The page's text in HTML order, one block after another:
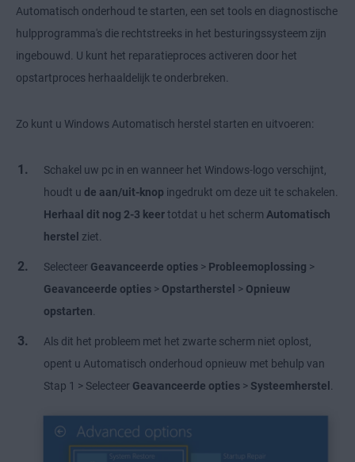
Automatisch onderhoud te starten, een set tools en diagnostische
hulpprogramma's die rechtstreeks in het besturingssysteem zijn
ingebouwd. U kunt het reparatieproces activeren door het
opstartproces herhaaldelijk te onderbreken.
Zo kunt u Windows Automatisch herstel starten en uitvoeren:
Schakel uw pc in en wanneer het Windows-logo verschijnt,
houdt u de aan/uit-knop ingedrukt om deze uit te schakelen.
Herhaal dit nog 2-3 keertotdat u het scherm Automatisch
herstel ziet.
Selecteer Geavanceerde opties > Probleemoplossing >
Geavanceerde opties > Opstartherstel > Opnieuw
opstarten
Als dit het probleem met het zwarte scherm niet oplost,
opent u Automatisch onderhoud opnieuw met behulp van
Stap 1 > Selecteer Geavanceerde opties > Systeemherstel